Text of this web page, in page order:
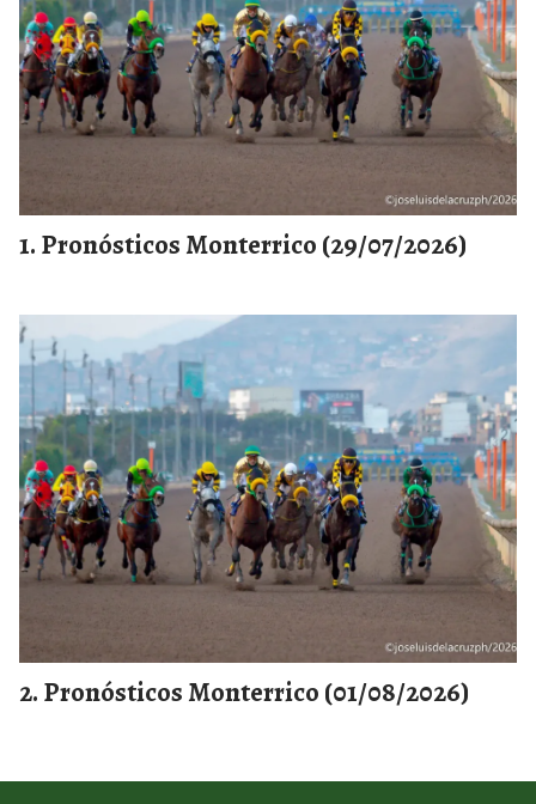
Pronósticos Monterrico (29/07/2026)
Pronósticos Monterrico (01/08/2026)